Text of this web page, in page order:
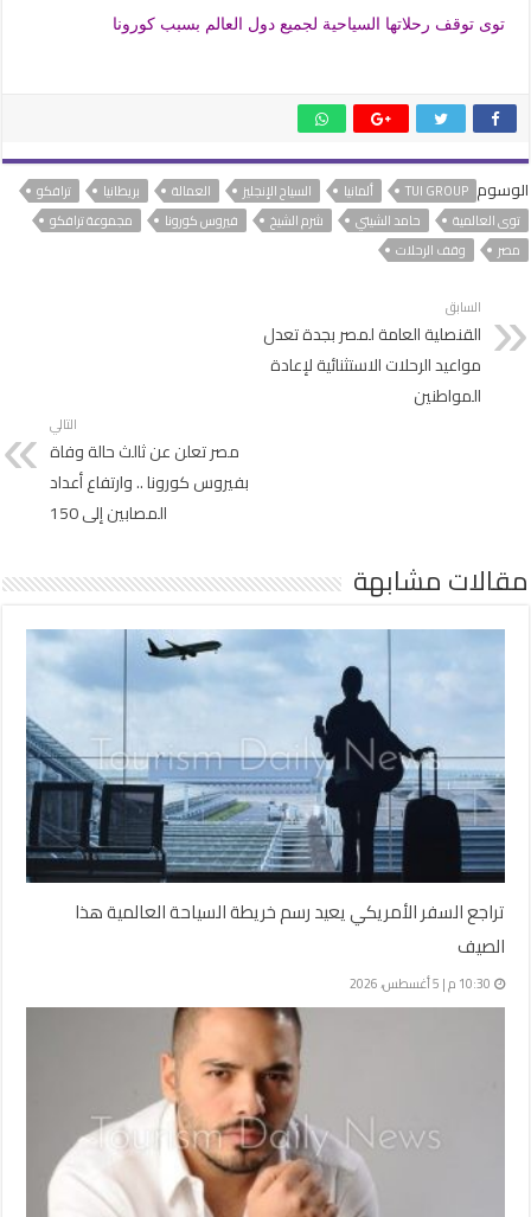
توى توقف رحلاتها السياحية لجميع دول العالم بسبب كورونا
الوسوم TUI GROUP ألمانيا السياح الإنجليز العمالة بريطانيا
ترافكو
توى العالمية
حامد الشيتي شرم الشيخ فيروس كورونا
مجموعة ترافكو
مصر
وقف الرحلات
السابق
القنصلية العامة لمصر بجدة تعدل
مواعيد الرحلات الاستثنائية لإعادة
المواطنين
التالي
مصر تعلن عن ثالث حالة وفاة
بفيروس كورونا .. وارتفاع أعداد
المصابين إلى 150
مقالات مشابهة
تراجع السفر الأمريكي يعيد رسم خريطة السياحة العالمية هذا
الصيف
10:30 م | 5 أغسطس، 2026